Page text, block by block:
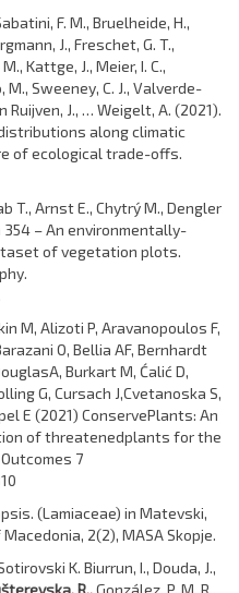
F. M., Bruelheide, H.,
J., Freschet, G. T.,
Kattge, J., Meier, I. C.,
M., Sweeney, C. J., Valverde-
Ruijven, J., … Weigelt, A. (2021).
along climatic
of ecological trade-offs.
T., Arnst E., Chytrý M., Dengler
354 – An environmentally-
of vegetation plots.
M, Alizoti P, Aravanopoulos F,
O, Bellia AF, Bernhardt
Burkart M, Ćalić D,
G, Cursach J,Cvetanoska S,
E (2021) ConservePlants: An
of threatenedplants for the
7
(Lamiaceae) in Matevski,
2(2), MASA Skopje.
K. Biurrun, I., Douda, J.,
R.,González, P. M. R.,